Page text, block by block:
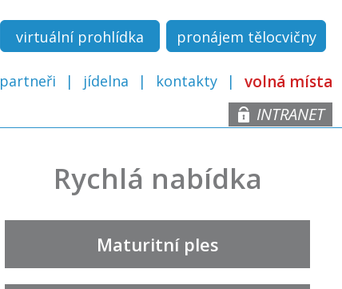
partneři jídelna kontakty volná místa
virtuální prohlídka pronájem tělocvičny
INTRANET
Rychlá nabídka
Maturitní ples